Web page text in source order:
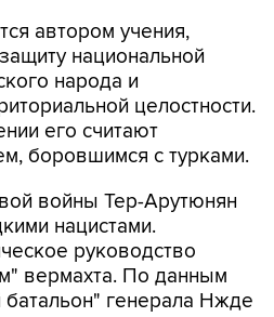
автором учения,
национальной
народа и
целостности.
его считают
боровшимся с турками.
войны Тер-Арутюнян
нацистами.
руководство
вермахта. По данным
батальон" генерала Нжде